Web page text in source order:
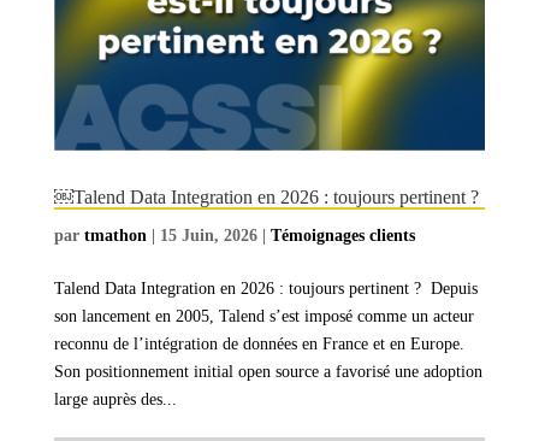
￼Talend Data Integration en 2026 : toujours pertinent ?
par tmathon 15 Juin, 2026| Témoignages clients
Talend Data Integration en 2026 : toujours pertinent ? Depuis
son lancement en 2005, Talend s’est imposé comme un acteur
reconnu de l’intégration de données en France et en Europe.
Son positionnement initial open source a favorisé une adoption
large auprès des...